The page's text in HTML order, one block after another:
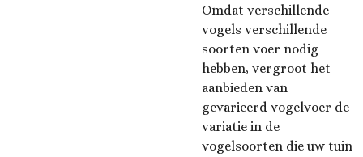
Omdat verschillende
vogels verschillende
soorten voer nodig
hebben, vergroot het
aanbieden van
gevarieerd vogelvoer de
variatie in de
vogelsoorten die uw tuin